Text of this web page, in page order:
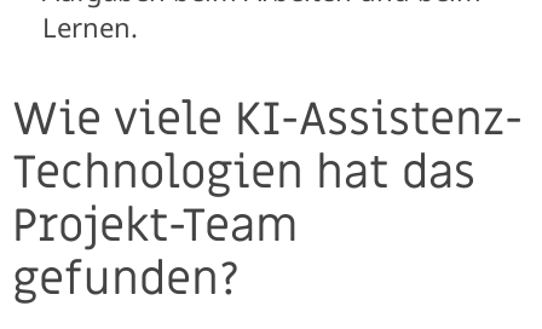
Lernen.
Wie viele KI-Assistenz-
Technologien hat das
Projekt-Team
gefunden?